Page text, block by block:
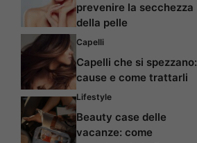
prevenire la secchezza
della pelle
Capelli
Capelli che si spezzano:
cause e come trattarli
Lifestyle
Beauty case delle
vacanze: come